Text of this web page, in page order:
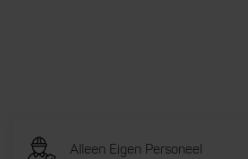
Alleen Eigen Personeel